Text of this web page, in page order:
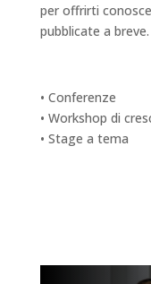
per offrirti
pubblicate a breve.
• Conferenze
• Workshop di
• Stage a tema